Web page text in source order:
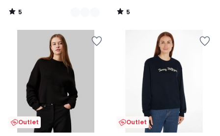
5
/
5
/
Outlet Outlet